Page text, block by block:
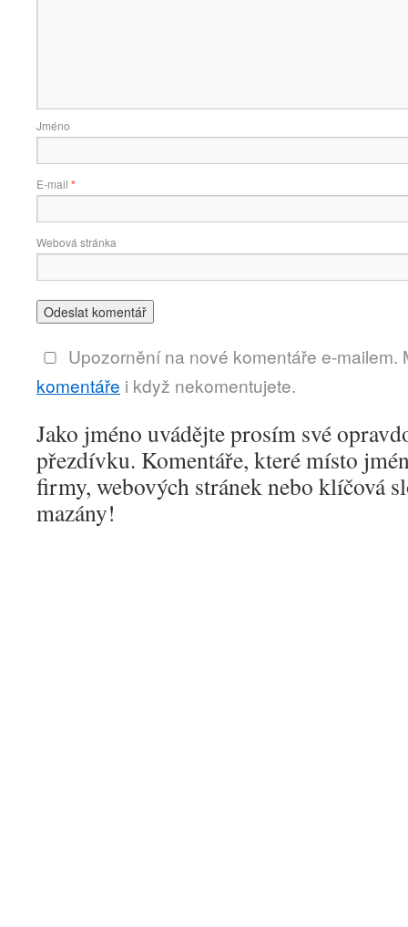
Jméno
E-mail *
Webová stránka
Upozornění na nové komentáře e-mailem.
komentáře i když nekomentujete.
Jako jméno uvádějte prosím své
přezdívku. Komentáře, které místo
firmy, webových stránek nebo klíčová
mazány!